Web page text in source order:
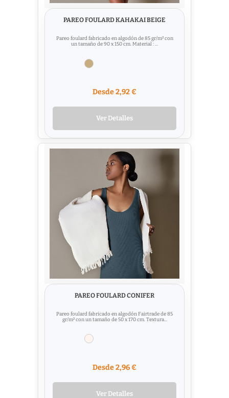
PAREO FOULARD KAHAKAI BEIGE
Pareo foulard fabricado en algodón de 85 gr/m² con
un tamaño de 90 x 150 cm. Material : ...
Desde 2,92 €
Ver Detalles
PAREO FOULARD CONIFER
Pareo foulard fabricado en algodón Fairtrade de 85
gr/m² con un tamaño de 50 x 170 cm. Textura...
Desde 2,96 €
Ver Detalles